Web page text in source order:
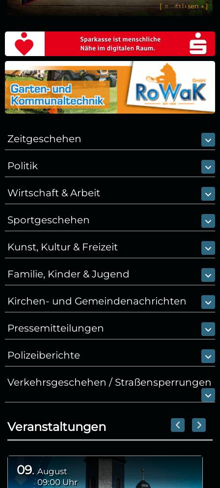
[mehr lesen →]
Zeitgeschehen
Politik
Wirtschaft & Arbeit
Sportgeschehen
Kunst, Kultur & Freizeit
Familie, Kinder & Jugend
Kirchen- und Gemeindenachrichten
Pressemitteilungen
Polizeiberichte
Verkehrsgeschehen / Straßensperrungen
Veranstaltungen
09 August
09:00 Uhr